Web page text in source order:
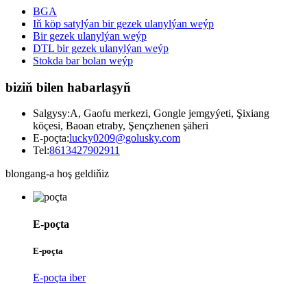
BGA
Iň köp satylýan bir gezek ulanylýan weýp
Bir gezek ulanylýan weýp
DTL bir gezek ulanylýan weýp
Stokda bar bolan weýp
biziň bilen habarlaşyň
Salgysy:A, Gaofu merkezi, Gongle jemgyýeti, Şixiang
köçesi, Baoan etraby, Şençzhenen şäheri
E-poçta:lucky0209@golusky.com
Tel:8613427902911
blongang-a hoş geldiňiz
E-poçta
E-poçta
E-poçta iber